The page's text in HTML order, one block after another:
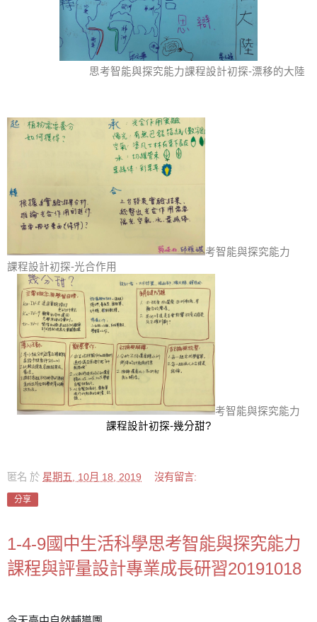
                             思考智能與探究能力
課程設計初探-漂移的大陸
考智能與探究能力
課程設計初探-光合作用
考智能與探究能力
課程設計初探-幾分甜?
匿名 於 星期五, 10月 18, 2019 沒有留言:
分享
1-4-9國中生活科學思考智能與探究能力
課程與評量設計專業成長研習20191018